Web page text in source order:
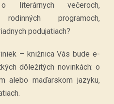
literárnych večeroch,
programoch,
podujatiach?
– knižnica Vás bude e-
dôležitých novinkách: o
alebo maďarskom jazyku,